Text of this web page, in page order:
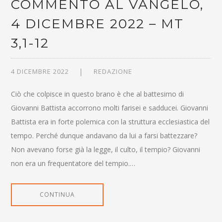
COMMENTO AL VANGELO,
4 DICEMBRE 2022 – MT
3,1-12
4 DICEMBRE 2022 REDAZIONE
Ciò che colpisce in questo brano è che al battesimo di
Giovanni Battista accorrono molti farisei e sadducei. Giovanni
Battista era in forte polemica con la struttura ecclesiastica del
tempo. Perché dunque andavano da lui a farsi battezzare?
Non avevano forse già la legge, il culto, il tempio? Giovanni
non era un frequentatore del tempio.…
CONTINUA